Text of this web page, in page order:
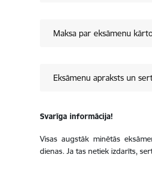
Maksa par eksāmenu
Eksāmenu apraksts un
Svarīga informācija!
Visas augstāk minētās
dienas. Ja tas netiek izdarīts,